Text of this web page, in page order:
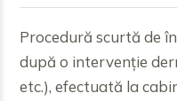
Procedură scurtă de
după o intervenție
etc.), efectuată la